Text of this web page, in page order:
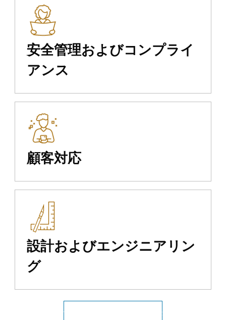
安全管理およびコンプライ
アンス
顧客対応
設計およびエンジニアリン
グ
すべての公共エネルギーを表示